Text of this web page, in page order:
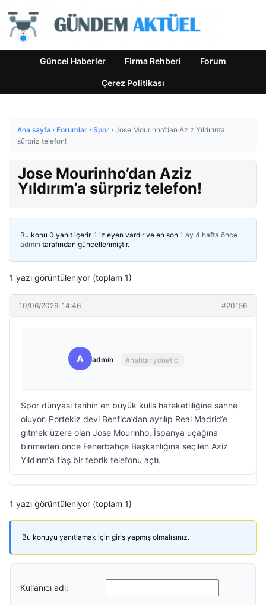
Güncel Haberler Firma Rehberi Forum
Çerez Politikası
Ana sayfa › Forumlar › Spor › Jose Mourinho’dan Aziz Yıldırım’a
sürpriz telefon!
Jose Mourinho’dan Aziz
Yıldırım’a sürpriz telefon!
Bu konu 0 yanıt içerir, 1 izleyen vardır ve en son 1 ay 4 hafta önce
admin tarafından güncellenmiştir.
1 yazı görüntüleniyor (toplam 1)
10/06/2026: 14:46 #20156
A admin Anahtar yönetici
Spor dünyası tarihin en büyük kulis hareketliliğine sahne
oluyor. Portekiz devi Benfica’dan ayrılıp Real Madrid’e
gitmek üzere olan Jose Mourinho, İspanya uçağına
binmeden önce Fenerbahçe Başkanlığına seçilen Aziz
Yıldırım’a flaş bir tebrik telefonu açtı.
1 yazı görüntüleniyor (toplam 1)
Bu konuyu yanıtlamak için giriş yapmış olmalısınız.
Kullanıcı adı: